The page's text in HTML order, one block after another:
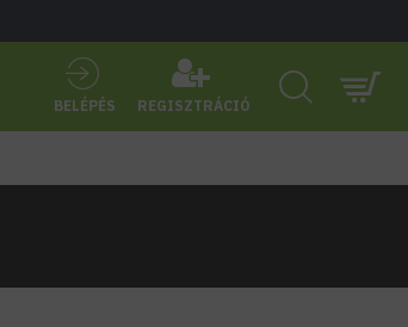
BELÉPÉS REGISZTRÁCIÓ